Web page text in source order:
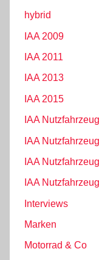
hybrid
IAA 2009
IAA 2011
IAA 2013
IAA 2015
IAA
IAA
IAA
IAA
Interviews
Marken
Motorrad & Co